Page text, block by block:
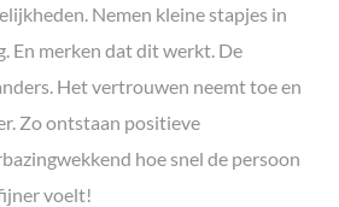
Nemen kleine stapjes in
En merken dat dit werkt. De
Het vertrouwen neemt toe en
Zo ontstaan positieve
hoe snel de persoon
voelt!